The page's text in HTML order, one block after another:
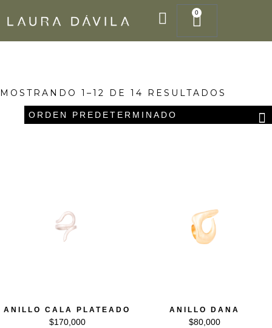
0
Cart
MOSTRANDO 1–12 DE 14 RESULTADOS
ANILLO CALA PLATEADO
$170,000
ANILLO DANA
$80,000